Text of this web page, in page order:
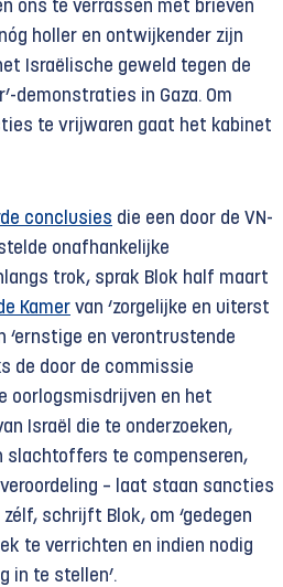
ons te verrassen met brieven
holler en ontwijkender zijn
Israëlische geweld tegen de
demonstraties in Gaza. Om
te vrijwaren gaat het kabinet
conclusies die een door de VN-
onafhankelijke
trok, sprak Blok half maart
Kamer van ‘zorgelijke en uiterst
‘ernstige en verontrustende
de door de commissie
oorlogsmisdrijven en het
Israël die te onderzoeken,
slachtoffers te compenseren,
– laat staan sancties
schrijft Blok, om ‘gedegen
te verrichten en indien nodig
in te stellen’.